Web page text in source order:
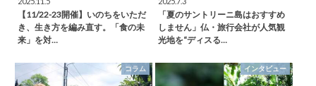
【11/22-23開催】いのちをいただ
き、生き方を編み直す。「食の未
来」を対…
「夏のサントリーニ島はおすすめ
しません」仏・旅行会社が人気観
光地を“ディスる…
コラム インタビュー